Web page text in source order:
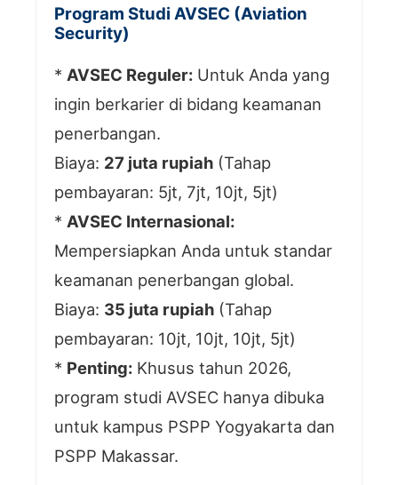
Program Studi AVSEC (Aviation
Security)
* AVSEC Reguler: Untuk Anda yang
ingin berkarier di bidang keamanan
penerbangan.
Biaya: 27 juta rupiah (Tahap
pembayaran: 5jt, 7jt, 10jt, 5jt)
* AVSEC Internasional:
Mempersiapkan Anda untuk standar
keamanan penerbangan global.
Biaya: 35 juta rupiah (Tahap
pembayaran: 10jt, 10jt, 10jt, 5jt)
* Penting: Khusus tahun 2026,
program studi AVSEC hanya dibuka
untuk kampus PSPP Yogyakarta dan
PSPP Makassar.